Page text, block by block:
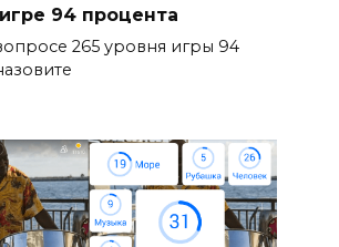
94 процента
265 уровня игры 94